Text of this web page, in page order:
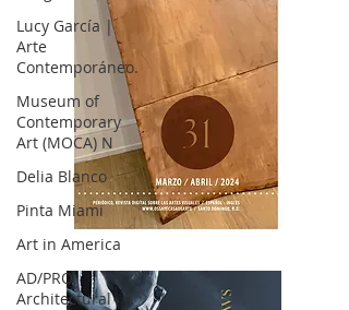
Lucy García |
Arte
Contemporáneo.
Museum of
Contemporary
Art (MOCA) N
Delia Blanco
Pinta Miami
Art in America
AD/PRO
Architectural
OCA|News 31 / Marzo-Abril / 2024